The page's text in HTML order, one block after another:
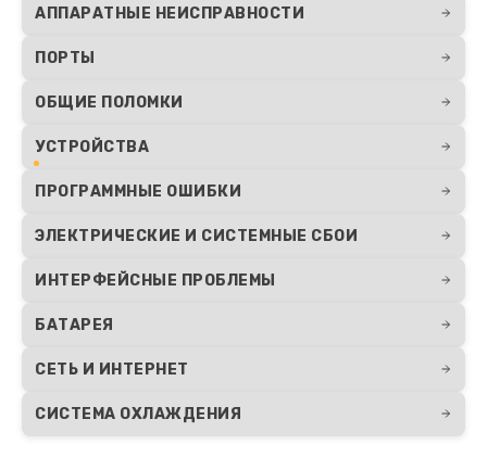
АППАРАТНЫЕ НЕИСПРАВНОСТИ
ПОРТЫ
ОБЩИЕ ПОЛОМКИ
УСТРОЙСТВА
ПРОГРАММНЫЕ ОШИБКИ
ЭЛЕКТРИЧЕСКИЕ И СИСТЕМНЫЕ СБОИ
ИНТЕРФЕЙСНЫЕ ПРОБЛЕМЫ
БАТАРЕЯ
СЕТЬ И ИНТЕРНЕТ
СИСТЕМА ОХЛАЖДЕНИЯ